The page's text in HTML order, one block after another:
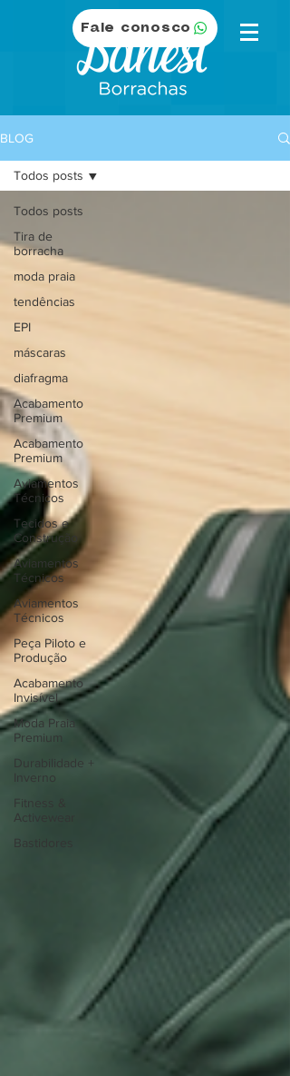
Fale conosco
BLOG
Todos posts
Tira de
borracha
moda praia
tendências
EPI
máscaras
diafragma
Acabamento
Premium
Acabamento
Premium
Aviamentos
Técnicos
Tecidos e
Construção
Aviamentos
Técnicos
Aviamentos
Técnicos
Peça Piloto e
Produção
Acabamento
Invisível
Moda Praia
Premium
Durabilidade +
Inverno
Fitness &
Activewear
Bastidores
Todos posts